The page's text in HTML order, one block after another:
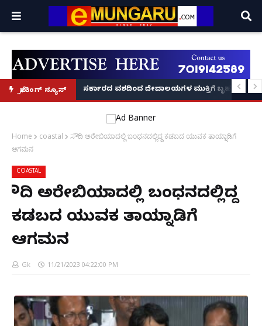
ಬ್ರೇಕಿಂಗ್ ನ್ಯೂಸ್
ಆರಂಭ' – ಸಚಿವ ಯು.ಟಿ. ಖಾದರ್ ಅಭಯ!ಸರ್ಕಾರದ ವಶದಿಂದ ದೇವಾಲಯಗಳ ಮುಕ್ತಿಗೆ ಬೃಹತ್
Home coastal
ಸೌದಿ ಅರೇಬಿಯಾದಲ್ಲಿ ಬಂಧನದಲ್ಲಿದ್ದ ಕಡಬದ ಯುವಕ ತಾಯ್ನಾಡಿಗೆ
ಆಗಮನ
COASTAL
ಸೌದಿ ಅರೇಬಿಯಾದಲ್ಲಿ ಬಂಧನದಲ್ಲಿದ್ದ
ಕಡಬದ ಯುವಕ ತಾಯ್ನಾಡಿಗೆ
ಆಗಮನ
Gk 11/21/2023 04:22:00 PM